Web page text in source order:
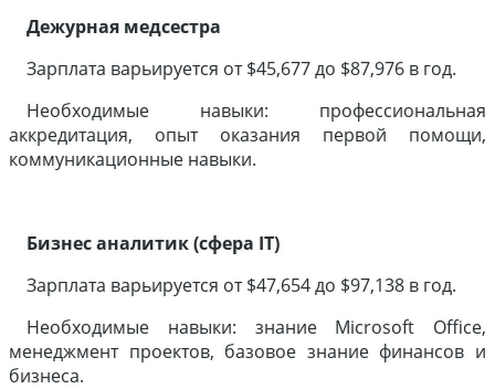
Дежурная медсестра
Зарплата варьируется от $45,677 до $87,976 в год.
Необходимые навыки: профессиональная
аккредитация, опыт оказания первой помощи,
коммуникационные навыки.
Бизнесаналитик(сфера IT)
Зарплата варьируется от $47,654 до $97,138 в год.
Необходимые навыки: знание Microsoft Office,
менеджмент проектов, базовое знание финансов и
бизнеса.